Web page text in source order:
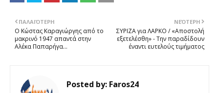
ΝΕΌΤΕΡΗ
ΣΥΡΙΖΑ για ΛΑΡΚΟ / «Αποστολή
εξετελέσθη» - Την παραδίδουν
έναντι ευτελούς τιμήματος
ΠΑΛΑΙΌΤΕΡΗ
Ο Κώστας Καραγιώργης από το
μακρινό 1947 απαντά στην
Αλέκα Παπαρήγα...
Posted by: Faros24